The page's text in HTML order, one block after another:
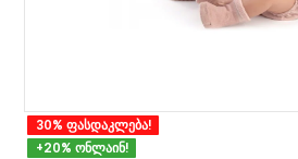
30% ფასდაკლება!
+20% ონლაინ!